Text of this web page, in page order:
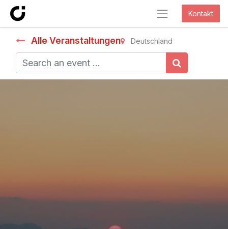
Kontakt
Alle Veranstaltungen Deutschland